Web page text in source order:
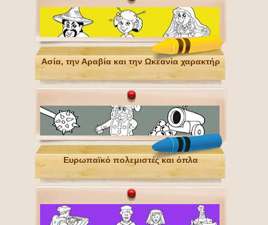
Ασία, την Αραβία και την Ωκεανία χαρακτήρ
Ευρωπαϊκό πολεμιστές και όπλα